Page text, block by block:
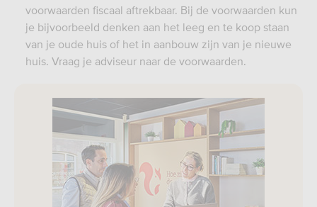
voorwaarden fiscaal aftrekbaar. Bij de voorwaarden kun
je bijvoorbeeld denken aan het leeg en te koop staan
van je oude huis of het in aanbouw zijn van je nieuwe
huis. Vraag je adviseur naar de voorwaarden.